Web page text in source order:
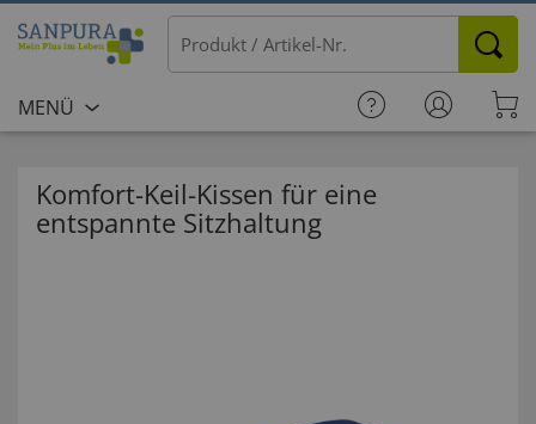
MENÜ
Komfort-Keil-Kissen für eine
entspannte Sitzhaltung